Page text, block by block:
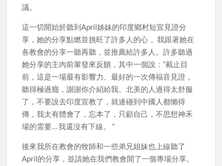
議。
這一切開始於聽到April姊妹的印度鄉村短宣見證分
享，她的分享點燃並挑旺了許多人的心， 我跟著她在
各教會的分享一聽再聽，並推薦給許多人。許多聽過
她分享的主內前輩發來反饋，其中一個說：”截止目
前，這是一場最有影響力、最好的一次傳福音見證，
聽得極過癮，謝謝你介紹給我。北美的人過得太舒服
了，不要說去印度宣教了，就連碰到中國人都懶得
傳，我太有體會了，忘本了，只顧自己，不思想神禾
場的需要… 我還沒有下線。 ”
後來我所在教會的牧師和一些弟兄姐妹也上線聽了
April的分享，並請她在我們教會開了一個專場分享。